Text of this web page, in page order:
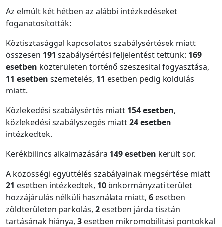
Az elmúlt két hétben az alábbi intézkedéseket
foganatosították:
Köztisztasággal kapcsolatos szabálysértések miatt
összesen 191 szabálysértési feljelentést tettünk: 169
esetben közterületen történő szeszesital fogyasztása,
11 esetben szemetelés, 11 esetben pedig koldulás
miatt.
Közlekedési szabálysértés miatt 154 esetben,
közlekedési szabályszegés miatt24 esetben
intézkedtek.
Kerékbilincs alkalmazására 149 esetben került sor.
A közösségi együttélés szabályainak megsértése miatt
21 esetben intézkedtek, 10 önkormányzati terület
hozzájárulás nélküli használata miatt, 6 esetben
zöldterületen parkolás, 2 esetben járda tisztán
tartásának hiánya, 3 esetben mikromobilitási pontokkal